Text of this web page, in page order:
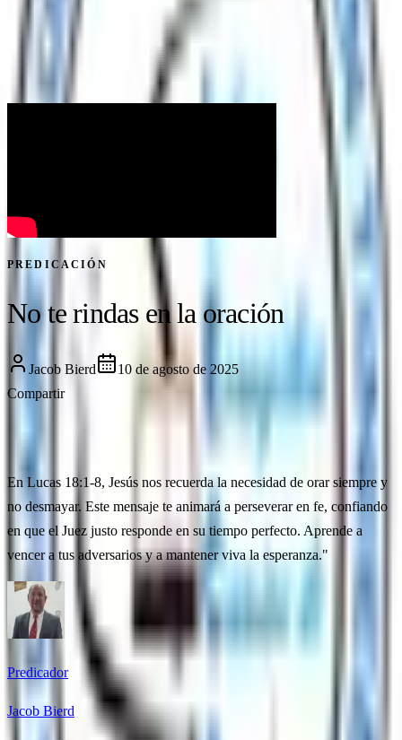
PREDICACIÓN
No te rindas en la oración
Jacob Bierd
10 de agosto de 2025
Compartir
En Lucas 18:1-8, Jesús nos recuerda la necesidad de orar siempre y
no desmayar. Este mensaje te animará a perseverar en fe, confiando
en que el Juez justo responde en su tiempo perfecto. Aprende a
vencer a tus adversarios y a mantener viva la esperanza."
Predicador
Jacob Bierd